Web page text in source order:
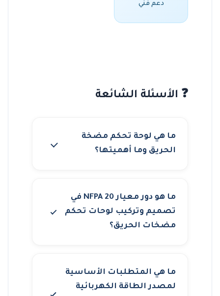
دعم فني
❓ الأسئلة الشائعة
ما هي لوحة تحكم مضخة
الحريق وما أهميتها؟
ما هو دور معيار NFPA 20 في
تصميم وتركيب لوحات تحكم
مضخات الحريق؟
ما هي المتطلبات الأساسية
لمصدر الطاقة الكهربائية